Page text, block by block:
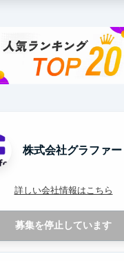
株式会社グラファー
詳しい会社情報はこちら
募集を停止しています